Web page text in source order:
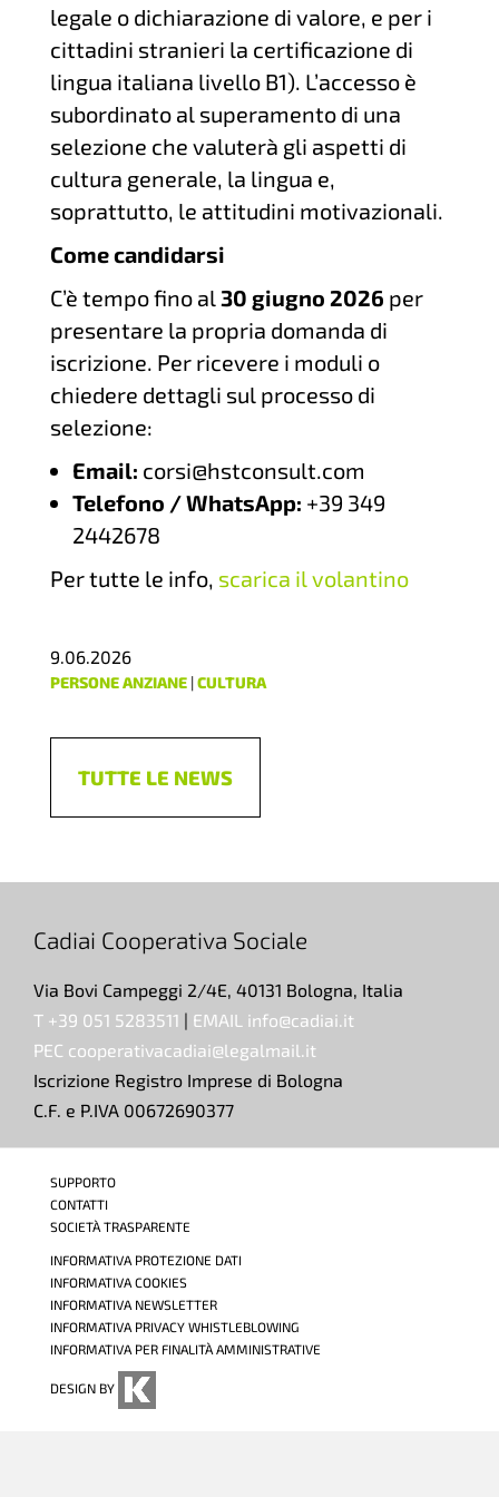
legale o dichiarazione di valore, e per i
cittadini stranieri la certificazione di
lingua italiana livello B1). L’accesso è
subordinato al superamento di una
selezione che valuterà gli aspetti di
cultura generale, la lingua e,
soprattutto, le attitudini motivazionali.
Come candidarsi
C’è tempo fino al30 giugno 2026 per
presentare la propria domanda di
iscrizione. Per ricevere i moduli o
chiedere dettagli sul processo di
selezione:
Email: corsi@hstconsult.com
Telefono / WhatsApp: +39 349
2442678
Per tutte le info, scarica il volantino
9.06.2026
PERSONE ANZIANE|CULTURA
TUTTE LE NEWS
Cadiai Cooperativa Sociale
Via Bovi Campeggi 2/4E, 40131 Bologna, Italia
T +39 051 5283511 | EMAIL info@cadiai.it
PEC cooperativacadiai@legalmail.it
Iscrizione Registro Imprese di Bologna
C.F. e P.IVA 00672690377
SUPPORTO
CONTATTI
SOCIETÀ TRASPARENTE
INFORMATIVA PROTEZIONE DATI
INFORMATIVA COOKIES
INFORMATIVA NEWSLETTER
INFORMATIVA PRIVACY WHISTLEBLOWING
INFORMATIVA PER FINALITÀ AMMINISTRATIVE
DESIGN BY